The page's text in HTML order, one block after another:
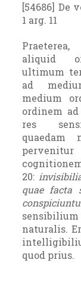
[54686] De
1 arg. 11
aliquid
ultimum
ad
medium
ordinem
res
quaedam
20:
quae facta
naturalis.
quod prius.